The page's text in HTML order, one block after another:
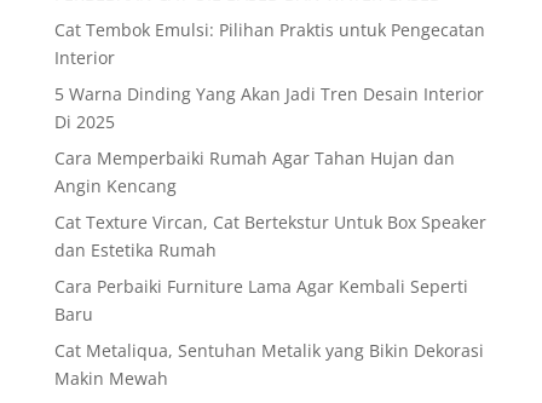
Cat Tembok Emulsi: Pilihan Praktis untuk Pengecatan
Interior
5 Warna Dinding Yang Akan Jadi Tren Desain Interior
Di 2025
Cara Memperbaiki Rumah Agar Tahan Hujan dan
Angin Kencang
Cat Texture Vircan, Cat Bertekstur Untuk Box Speaker
dan Estetika Rumah
Cara Perbaiki Furniture Lama Agar Kembali Seperti
Baru
Cat Metaliqua, Sentuhan Metalik yang Bikin Dekorasi
Makin Mewah